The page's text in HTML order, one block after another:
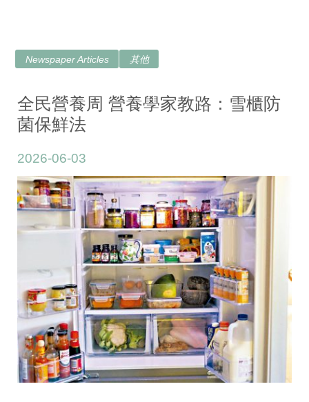
Newspaper Articles 其他
全民營養周 營養學家教路：雪櫃防
菌保鮮法
2026-06-03